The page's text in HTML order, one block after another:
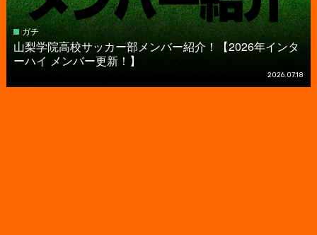
ガチ
山梨学院高校サッカー部メンバー紹介！【2026年インタ
ーハイ メンバー更新！】
2026.07.18